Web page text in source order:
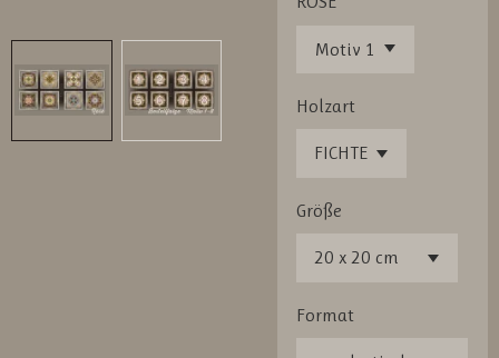
Holzart
Größe
Format